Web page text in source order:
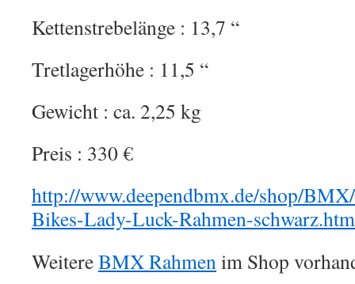
Kettenstrebelänge : 13,7 “
Tretlagerhöhe : 11,5 “
Gewicht : ca. 2,25 kg
Preis : 330 €
http://www.deependbmx.de/shop/
Bikes-Lady-Luck-Rahmen-
WeitereBMX Rahmenim Shop